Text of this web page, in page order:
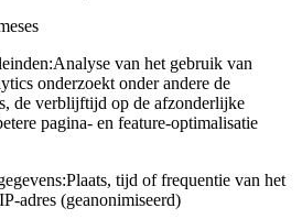
Analyse van het gebruik van
onderzoekt onder andere de
de verblijftijd op de afzonderlijke
pagina- en feature-optimalisatie
Plaats, tijd of frequentie van het
adres (geanonimiseerd)